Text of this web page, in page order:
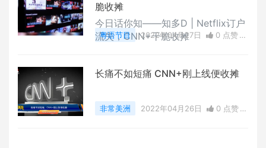
脆收摊
今日话你知——知多D | Netflix订户
流失，CNN+干脆收摊
粤语节目 2022年04月27日
0 点赞
长痛不如短痛 CNN+刚上线便收摊
非常美洲 2022年04月26日
0 点赞
g